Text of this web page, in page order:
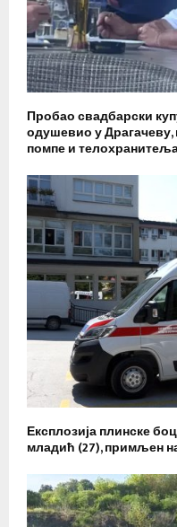
Пробао свадбарски
одушевио у Драгачеву,
помпе и
Експлозија плинске
младић (27), примљен